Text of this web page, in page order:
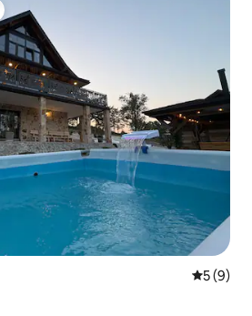
5 (9)